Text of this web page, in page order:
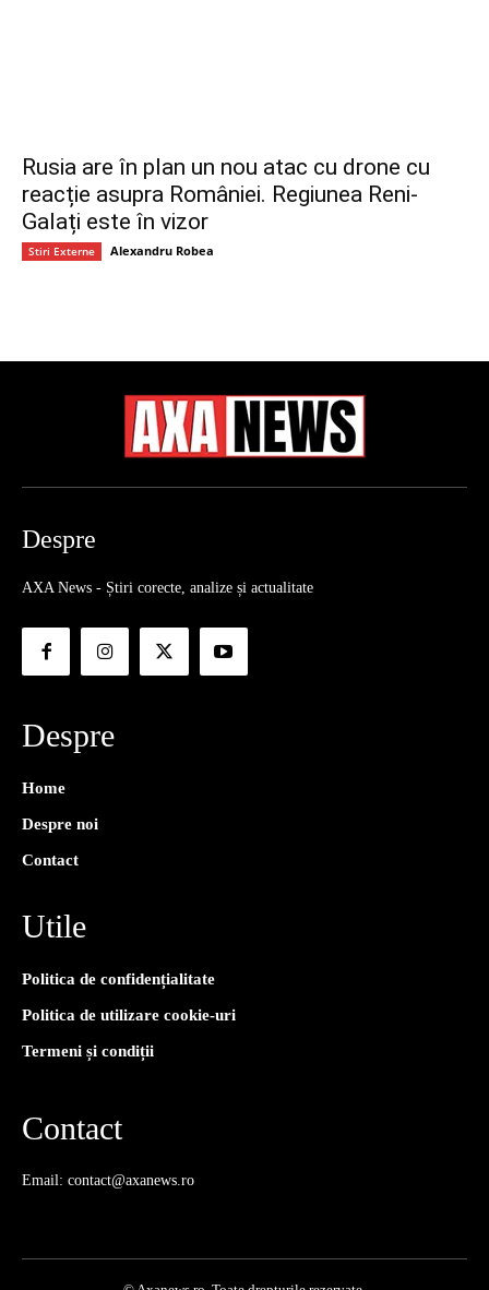
Rusia are în plan un nou atac cu drone cu
reacție asupra României. Regiunea Reni-
Galați este în vizor
Stiri Externe Alexandru Robea
Despre
AXA News - Știri corecte, analize și actualitate
Despre
Home
Despre noi
Contact
Utile
Politica de confidențialitate
Politica de utilizare cookie-uri
Termeni și condiții
Contact
Email: contact@axanews.ro